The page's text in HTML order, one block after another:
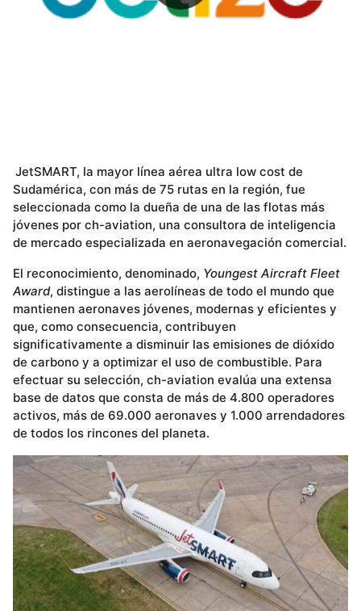
JetSMART, la mayor línea aérea ultra low cost de
Sudamérica, con más de 75 rutas en la región, fue
seleccionada como la dueña de una de las flotas más
jóvenes por ch-aviation, una consultora de inteligencia
de mercado especializada en aeronavegación comercial.
El reconocimiento, denominado, Youngest Aircraft Fleet
Award, distingue a las aerolíneas de todo el mundo que
mantienen aeronaves jóvenes, modernas y eficientes y
que, como consecuencia, contribuyen
significativamente a disminuir las emisiones de dióxido
de carbono y a optimizar el uso de combustible. Para
efectuar su selección, ch-aviation evalúa una extensa
base de datos que consta de más de 4.800 operadores
activos, más de 69.000 aeronaves y 1.000 arrendadores
de todos los rincones del planeta.